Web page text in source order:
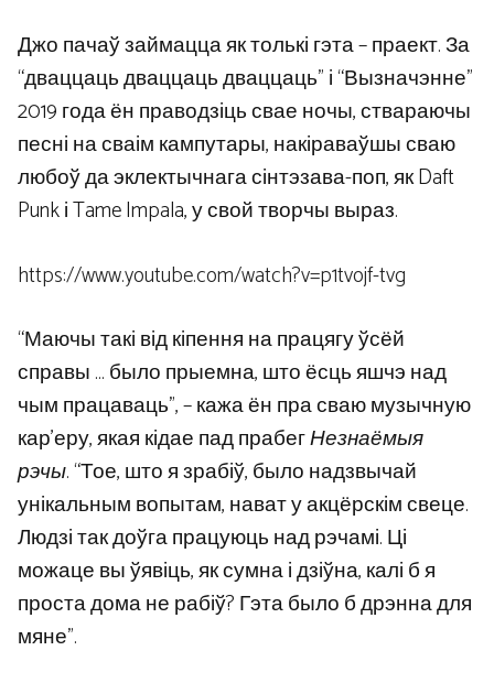
Джо пачаў займацца як толькі гэта – праект. За
“дваццаць дваццаць дваццаць” і “Вызначэнне”
2019 года ён праводзіць свае ночы, ствараючы
песні на сваім кампутары, накіраваўшы сваю
любоў да эклектычнага сінтэзава-поп, як Daft
Punk і Tame Impala, у свой творчы выраз.
https://www.youtube.com/watch?v=p1tvojf-tvg
“Маючы такі від кіпення на працягу ўсёй
справы … было прыемна, што ёсць яшчэ над
чым працаваць”, – кажа ён пра сваю музычную
кар’еру, якая кідае пад прабегНезнаёмыя
рэчы. “Тое, што я зрабіў, было надзвычай
унікальным вопытам, нават у акцёрскім свеце.
Людзі так доўга працуюць над рэчамі. Ці
можаце вы ўявіць, як сумна і дзіўна, калі б я
проста дома не рабіў? Гэта было б дрэнна для
мяне”.